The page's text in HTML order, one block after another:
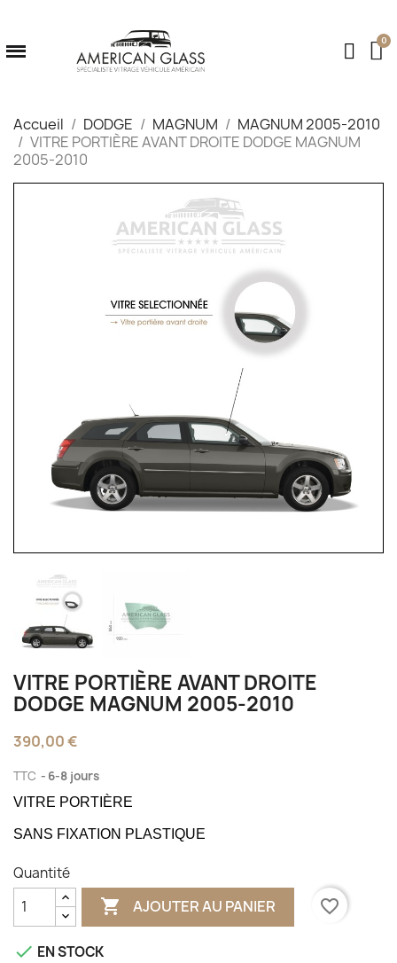
Accueil DODGE MAGNUM
MAGNUM 2005-2010
VITRE PORTIÈRE AVANT DROITE DODGE MAGNUM
2005-2010
VITRE PORTIÈRE AVANT DROITE
DODGE MAGNUM 2005-2010
390,00 €
TTC 6-8 jours
VITRE PORTIÈRE
SANS FIXATION PLASTIQUE
Quantité
 AJOUTER AU PANIER favorite_border
 EN STOCK